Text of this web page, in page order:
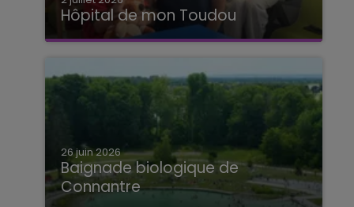
Hôpital de mon Toudou
Hôpital de mon Toudou
26 juin 2026
Baignade biologique de
Connantre